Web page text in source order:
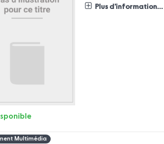
Plus d'information...
Multimédia